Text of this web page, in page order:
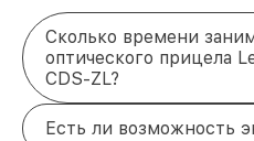
Сколько времени
оптического прицела
CDS-ZL?
Есть ли возможность